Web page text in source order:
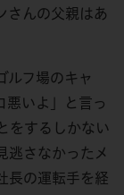
さんの父親はあ
ルフ場のキャ
悪いよ」と言っ
をするしかない
逃さなかったメ
長の運転手を経